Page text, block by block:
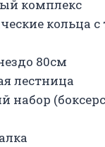
комплекс
кольца с
80см
лестница
набор